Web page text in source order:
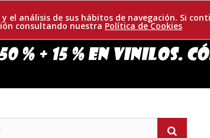
análisis de sus hábitos de navegación. Si
consultando nuestra Política de Cookies